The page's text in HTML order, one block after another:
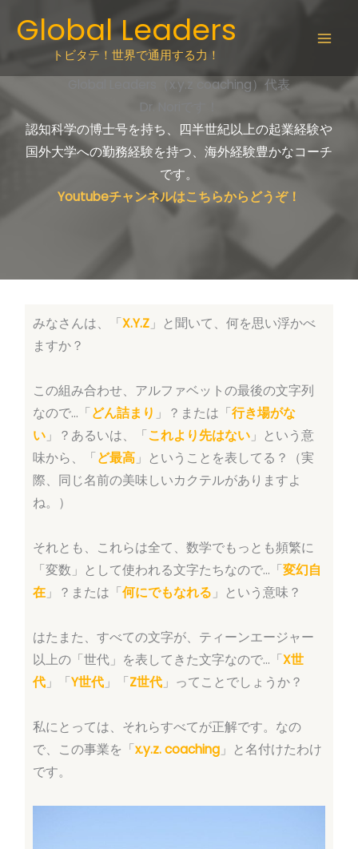
Global Leaders
トビタテ！世界で通用する力！
Global Leaders（x.y.z coaching）代表
Dr. Noriです！
認知科学の博士号を持ち、四半世紀以上の起業経験や
国外大学への勤務経験を持つ、海外経験豊かなコーチ
です。
Youtubeチャンネルはこちらからどうぞ！
みなさんは、「X.Y.Z 」と聞いて、何を思い浮かべ
ますか？
この組み合わせ、アルファベットの最後の文字列
なので…「どん詰まり 」？または「行き場がな
い 」？あるいは、「これより先はない 」という意
味から、「ど最高 」ということを表してる？（実
際、同じ名前の美味しいカクテルがありますよ
ね。）
それとも、これらは全て、数学でもっとも頻繁に
「変数」として使われる文字たちなので…「変幻自
在 」？または「何にでもなれる 」という意味？
はたまた、すべての文字が、ティーンエージャー
以上の「世代」を表してきた文字なので…「X世
代 」「Y世代 」「Z世代 」ってことでしょうか？
私にとっては、それらすべてが正解です。なの
で、この事業を「x.y.z. coaching 」と名付けたわけ
です。